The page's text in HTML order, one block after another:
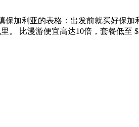
加利亚的表格：出发前就买好保加
。
比漫游便宜高达10倍，套餐低至